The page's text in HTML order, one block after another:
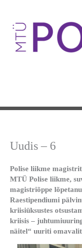
content
Uudis – 6
Polise liikme
MTÜ Polise liikme,
magistriõppe
Raestipendiumi
kriisiüksustes
kriisis –
näitel“ uuriti